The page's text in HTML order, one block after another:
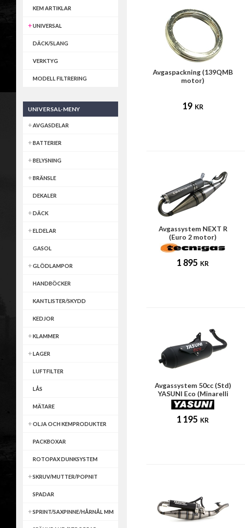
KEM ARTIKLAR
UNIVERSAL
DÄCK/SLANG
VERKTYG
MODELL FILTRERING
UNIVERSAL-MENY
AVGASDELAR
BATTERIER
BELYSNING
BRÄNSLE
DEKALER
DÄCK
ELDELAR
GASOL
GLÖDLAMPOR
HANDBÖCKER
KANTLISTER/SKYDD
KEDJOR
KLAMMER
LAGER
LUFTFILTER
LÅS
MÄTARE
OLJA OCH KEMPRODUKTER
PACKBOXAR
ROTOPAX DUNKSYSTEM
SKRUV/MUTTER/POPNIT
SPADAR
SPRINT/SAXPINNE/HÅRNÅL MM
Avgaspackning (139QMB
motor)
19 KR
Avgassystem NEXT R
(Euro 2 motor)
1 895 KR
Avgassystem 50cc (Std)
YASUNI Eco (Minarelli
horisontell)
1 195 KR